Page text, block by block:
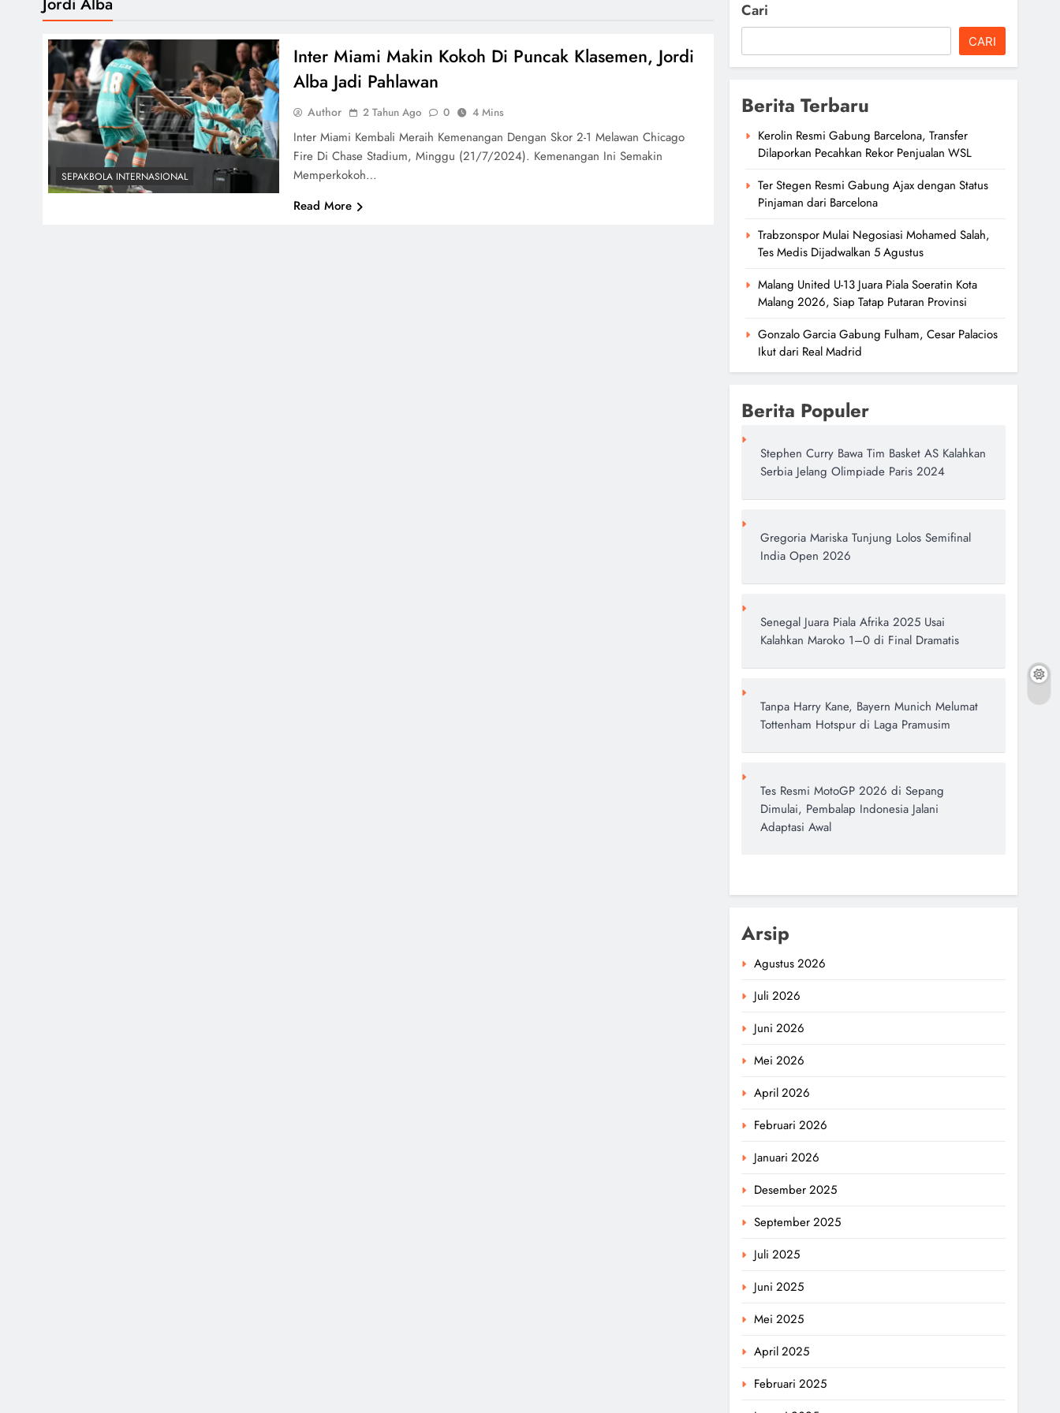
SEPAKBOLA INTERNASIONAL
Inter Miami Makin Kokoh Di Puncak Klasemen, Jordi
Alba Jadi Pahlawan
Author 2 Tahun Ago 0 4 Mins
Inter Miami Kembali Meraih Kemenangan Dengan Skor 2-1 Melawan Chicago
Fire Di Chase Stadium, Minggu (21/7/2024). Kemenangan Ini Semakin
Memperkokoh…
Read More
Cari
CARI
Berita Terbaru
Kerolin Resmi Gabung Barcelona, Transfer
Dilaporkan Pecahkan Rekor Penjualan WSL
Ter Stegen Resmi Gabung Ajax dengan Status
Pinjaman dari Barcelona
Trabzonspor Mulai Negosiasi Mohamed Salah,
Tes Medis Dijadwalkan 5 Agustus
Malang United U-13 Juara Piala Soeratin Kota
Malang 2026, Siap Tatap Putaran Provinsi
Gonzalo Garcia Gabung Fulham, Cesar Palacios
Ikut dari Real Madrid
Berita Populer
Stephen Curry Bawa Tim Basket AS Kalahkan
Serbia Jelang Olimpiade Paris 2024
Gregoria Mariska Tunjung Lolos Semifinal
India Open 2026
Senegal Juara Piala Afrika 2025 Usai
Kalahkan Maroko 1–0 di Final Dramatis
Tanpa Harry Kane, Bayern Munich Melumat
Tottenham Hotspur di Laga Pramusim
Tes Resmi MotoGP 2026 di Sepang
Dimulai, Pembalap Indonesia Jalani
Adaptasi Awal
Arsip
Agustus 2026
Juli 2026
Juni 2026
Mei 2026
April 2026
Februari 2026
Januari 2026
Desember 2025
September 2025
Juli 2025
Juni 2025
Mei 2025
April 2025
Februari 2025